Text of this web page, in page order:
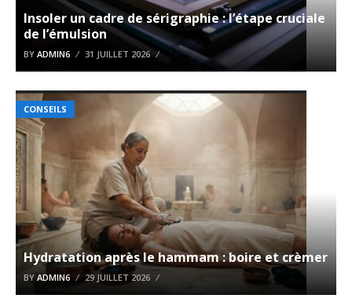
Insoler un cadre de sérigraphie : l’étape cruciale
de l’émulsion
BY ADMIN6 31 JUILLET 2026
CONSEILS
Hydratation après le hammam : boire et crèmer
BY ADMIN6 29 JUILLET 2026